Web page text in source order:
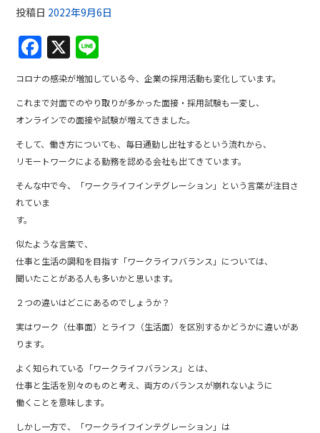
投稿日 2022年9月6日
F
a
c
e
b
o
o
k
X
n
e
コロナの感染が増加している今、企業の採用活動も変化しています。
これまで対面でのやり取りが多かった面接・採用試験も一変し、
オンラインでの面接や試験が増えてきました。
そして、働き方についても、毎日通勤し出社するという流れから、
リモートワークによる勤務を認める会社も出てきています。
そんな中で今、「ワークライフインテグレーション」という言葉が注目さ
れていま
す。
似たような言葉で、
仕事と生活の調和を目指す「ワークライフバランス」については、
聞いたことがある人も多いかと思います。
２つの違いはどこにあるのでしょうか？
実はワーク（仕事面）とライフ（生活面）を区別するかどうかに違いがあ
ります。
よく知られている「ワークライフバランス」とは、
仕事と生活を別々のものと考え、両方のバランスが崩れないように
働くことを意味します。
しかし一方で、「ワークライフインテグレーション」は